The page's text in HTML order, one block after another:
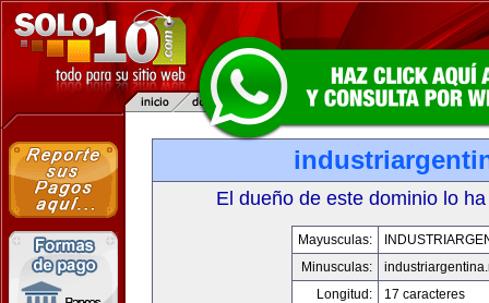
El dueño de este dominio lo
Mayusculas:
Minusculas:
Longitud:
17 caracteres